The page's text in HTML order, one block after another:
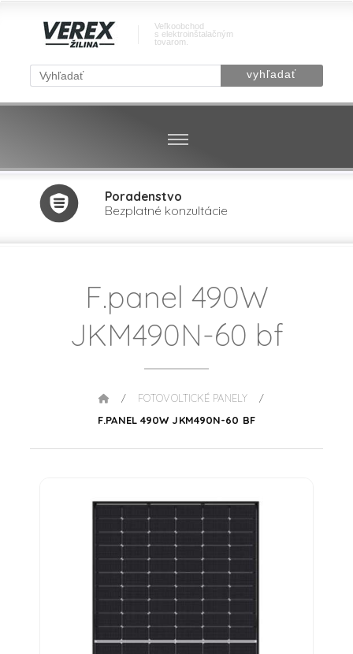
Veľkoobchod
s elektroinštalačným
tovarom.
Poradenstvo
Bezplatné konzultácie
F.panel 490W
JKM490N-60 bf
/ FOTOVOLTICKÉ PANELY /
F.PANEL 490W JKM490N-60 BF